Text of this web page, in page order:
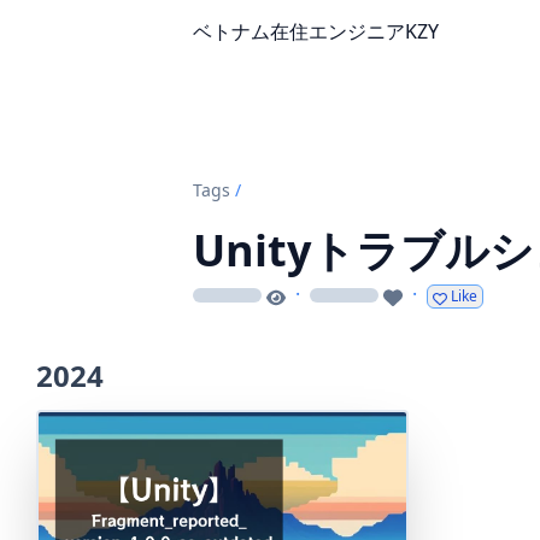
ベトナム在住エンジニアKZY
Tags /
Unityトラブル
loading · loading · Like
2024